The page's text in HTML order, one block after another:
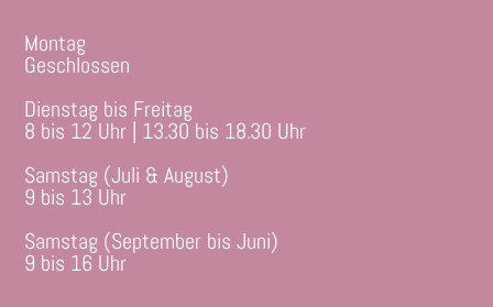
Montag
Geschlossen
Dienstag bis Freitag
8 bis 12 Uhr | 13.30 bis 18.30 Uhr
Samstag (Juli & August)
9 bis 13 Uhr
Samstag (September bis Juni)
9 bis 16 Uhr